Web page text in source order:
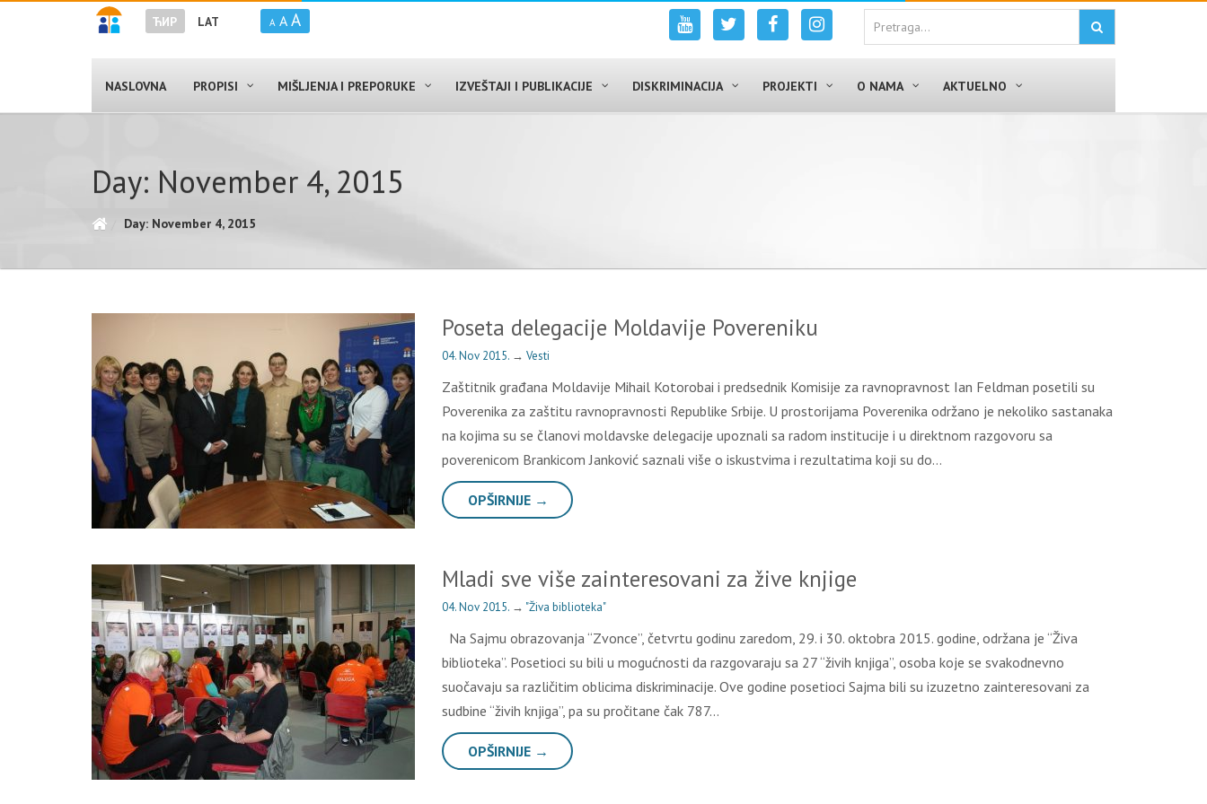
ЋИР LAT A A A
NASLOVNA PROPISI MIŠLJENJA I PREPORUKE IZVEŠTAJI I PUBLIKACIJE DISKRIMINACIJA PROJEKTI O NAMA AKTUELNO
Day: November 4, 2015
Day: November 4, 2015
Poseta delegacije Moldavije Povereniku
04. Nov 2015. → Vesti
Zaštitnik građana Moldavije Mihail Kotorobai i predsednik Komisije za ravnopravnost Ian Feldman posetili su
Poverenika za zaštitu ravnopravnosti Republike Srbije. U prostorijama Poverenika održano je nekoliko sastanaka
na kojima su se članovi moldavske delegacije upoznali sa radom institucije i u direktnom razgovoru sa
poverenicom Brankicom Janković saznali više o iskustvima i rezultatima koji su do…
OPŠIRNIJE →
Mladi sve više zainteresovani za žive knjige
04. Nov 2015. → "Živa biblioteka"
Na Sajmu obrazovanja “Zvonce”, četvrtu godinu zaredom, 29. i 30. oktobra 2015. godine, održana je “Živa
biblioteka”. Posetioci su bili u mogućnosti da razgovaraju sa 27 “živih knjiga”, osoba koje se svakodnevno
suočavaju sa različitim oblicima diskriminacije. Ove godine posetioci Sajma bili su izuzetno zainteresovani za
sudbine “živih knjiga”, pa su pročitane čak 787…
OPŠIRNIJE →